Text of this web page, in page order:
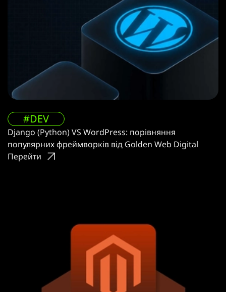
#DEV
Django (Python) VS WordPress: порівняння
популярних фреймворків від Golden Web Digital
Перейти